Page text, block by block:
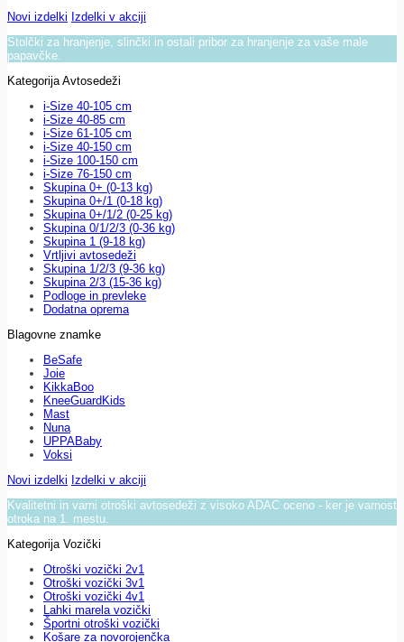
Novi izdelki Izdelki v akciji
Stolčki za hranjenje, slinčki in ostali pribor za hranjenje za vaše male
papavčke.
Kategorija Avtosedeži
i-Size 40-105 cm
i-Size 40-85 cm
i-Size 61-105 cm
i-Size 40-150 cm
i-Size 100-150 cm
i-Size 76-150 cm
Skupina 0+ (0-13 kg)
Skupina 0+/1 (0-18 kg)
Skupina 0+/1/2 (0-25 kg)
Skupina 0/1/2/3 (0-36 kg)
Skupina 1 (9-18 kg)
Vrtljivi avtosedeži
Skupina 1/2/3 (9-36 kg)
Skupina 2/3 (15-36 kg)
Podloge in prevleke
Dodatna oprema
Blagovne znamke
BeSafe
Joie
KikkaBoo
KneeGuardKids
Mast
Nuna
UPPABaby
Voksi
Novi izdelki Izdelki v akciji
Kvalitetni in varni otroški avtosedeži z visoko ADAC oceno - ker je varnost
otroka na 1. mestu.
Kategorija Vozički
Otroški vozički 2v1
Otroški vozički 3v1
Otroški vozički 4v1
Lahki marela vozički
Športni otroški vozički
Košare za novorojenčka